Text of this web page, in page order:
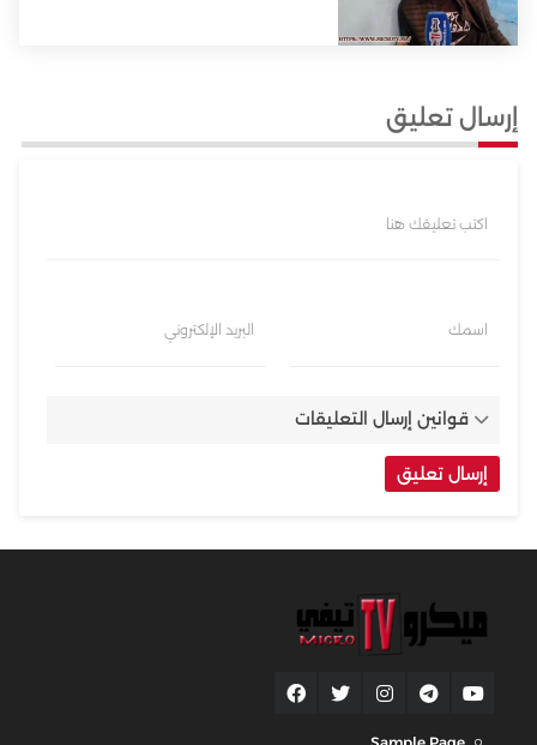
إرسال تعليق
اكتب تعليقك هنا
اسمك البريد الإلكتروني
قوانين إرسال التعليقات